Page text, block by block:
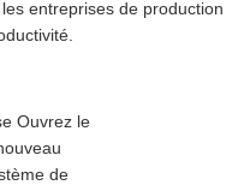
entreprises de production